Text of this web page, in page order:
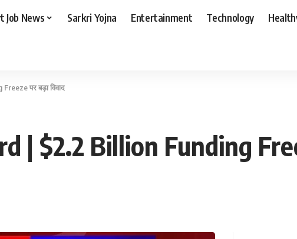
Job News Sarkri Yojna Entertainment Technology
पर बड़ा विवाद
| $2.2 Billion Funding